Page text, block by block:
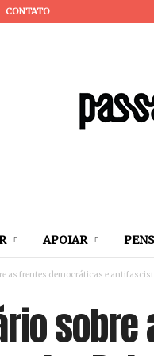
CONTATO
APOIAR
as frentes democráticas e